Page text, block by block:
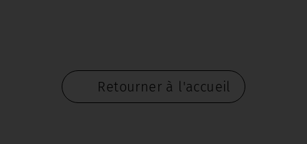
Retourner à l'accueil